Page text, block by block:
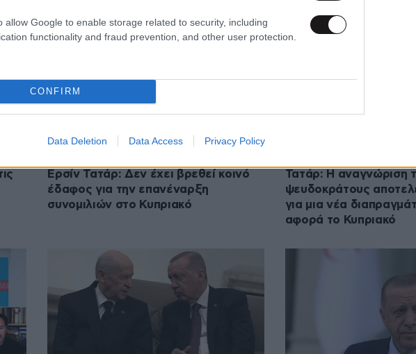
allow Google to enable storage related to security, including
functionality and fraud prevention, and other user protection.
CONFIRM
Data Deletion Data Access Privacy Policy
Ερσίν Τατάρ: Δεν έχει βρεθεί κοινό
έδαφος για την επανέναρξη
συνομιλιών στο Κυπριακό
Τατάρ: Η αναγνώριση
ψευδοκράτους
για μια νέα
αφορά το Κυπριακό